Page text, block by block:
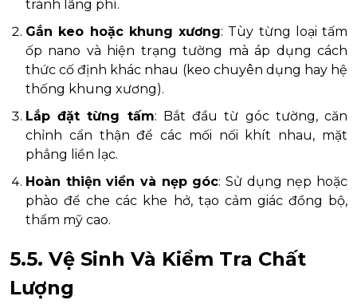
tránh lãng phí.
Gắn keo hoặc khung xương: Tùy từng loại tấm
ốp nano và hiện trạng tường mà áp dụng cách
thức cố định khác nhau (keo chuyên dụng hay hệ
thống khung xương).
Lắp đặt từng tấm: Bắt đầu từ góc tường, căn
chỉnh cẩn thận để các mối nối khít nhau, mặt
phẳng liền lạc.
Hoàn thiện viền và nẹp góc: Sử dụng nẹp hoặc
phào để che các khe hở, tạo cảm giác đồng bộ,
thẩm mỹ cao.
5.5. Vệ Sinh Và Kiểm Tra Chất
Lượng